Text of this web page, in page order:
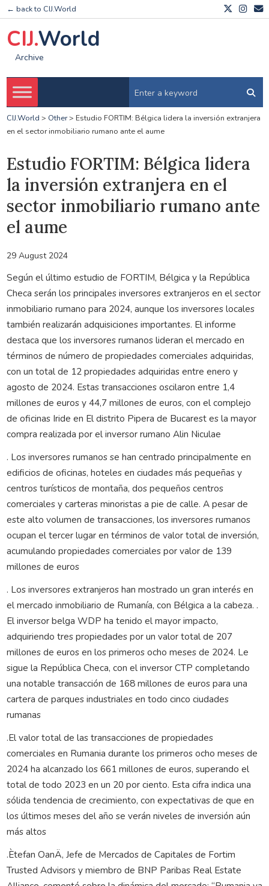
← back to CIJ.World
CIJ.World
Archive
CIJ.World > Other> Estudio FORTIM: Bélgica lidera la inversión extranjera
en el sector inmobiliario rumano ante el aume
Estudio FORTIM: Bélgica lidera
la inversión extranjera en el
sector inmobiliario rumano ante
el aume
29 August 2024
Según el último estudio de FORTIM, Bélgica y la República
Checa serán los principales inversores extranjeros en el sector
inmobiliario rumano para 2024, aunque los inversores locales
también realizarán adquisiciones importantes. El informe
destaca que los inversores rumanos lideran el mercado en
términos de número de propiedades comerciales adquiridas,
con un total de 12 propiedades adquiridas entre enero y
agosto de 2024. Estas transacciones oscilaron entre 1,4
millones de euros y 44,7 millones de euros, con el complejo
de oficinas Iride en El distrito Pipera de Bucarest es la mayor
compra realizada por el inversor rumano Alin Niculae
. Los inversores rumanos se han centrado principalmente en
edificios de oficinas, hoteles en ciudades más pequeñas y
centros turísticos de montaña, dos pequeños centros
comerciales y carteras minoristas a pie de calle. A pesar de
este alto volumen de transacciones, los inversores rumanos
ocupan el tercer lugar en términos de valor total de inversión,
acumulando propiedades comerciales por valor de 139
millones de euros
. Los inversores extranjeros han mostrado un gran interés en
el mercado inmobiliario de Rumanía, con Bélgica a la cabeza. .
El inversor belga WDP ha tenido el mayor impacto,
adquiriendo tres propiedades por un valor total de 207
millones de euros en los primeros ocho meses de 2024. Le
sigue la República Checa, con el inversor CTP completando
una notable transacción de 168 millones de euros para una
cartera de parques industriales en todo cinco ciudades
rumanas
.El valor total de las transacciones de propiedades
comerciales en Rumania durante los primeros ocho meses de
2024 ha alcanzado los 661 millones de euros, superando el
total de todo 2023 en un 20 por ciento. Esta cifra indica una
sólida tendencia de crecimiento, con expectativas de que en
los últimos meses del año se verán niveles de inversión aún
más altos
.Ètefan OanÄ, Jefe de Mercados de Capitales de Fortim
Trusted Advisors y miembro de BNP Paribas Real Estate